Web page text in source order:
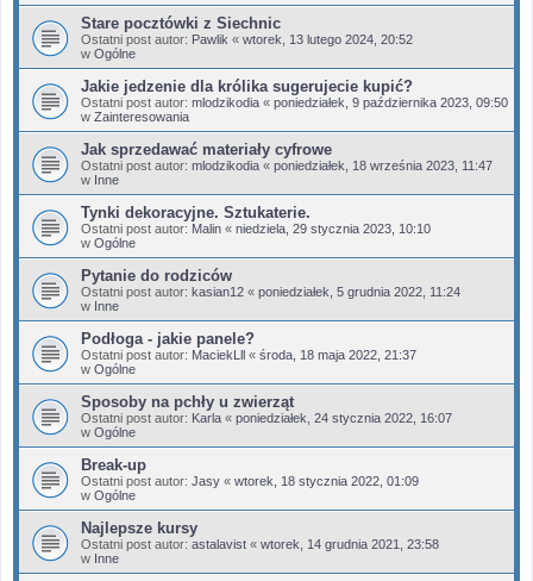
Stare pocztówki z Siechnic
Ostatni post autor: Pawlik « wtorek, 13 lutego 2024, 20:52
w Ogólne
Jakie jedzenie dla królika sugerujecie kupić?
Ostatni post autor: mlodzikodia « poniedziałek, 9 października 2023, 09:50
w Zainteresowania
Jak sprzedawać materiały cyfrowe
Ostatni post autor: mlodzikodia « poniedziałek, 18 września 2023, 11:47
w Inne
Tynki dekoracyjne. Sztukaterie.
Ostatni post autor: Malin « niedziela, 29 stycznia 2023, 10:10
w Ogólne
Pytanie do rodziców
Ostatni post autor: kasian12 « poniedziałek, 5 grudnia 2022, 11:24
w Inne
Podłoga - jakie panele?
Ostatni post autor: MaciekLll « środa, 18 maja 2022, 21:37
w Ogólne
Sposoby na pchły u zwierząt
Ostatni post autor: Karla « poniedziałek, 24 stycznia 2022, 16:07
w Ogólne
Break-up
Ostatni post autor: Jasy « wtorek, 18 stycznia 2022, 01:09
w Ogólne
Najlepsze kursy
Ostatni post autor: astalavist « wtorek, 14 grudnia 2021, 23:58
w Inne